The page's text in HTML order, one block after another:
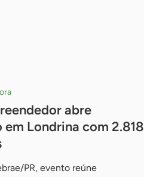
abre
Londrina com 2.818
PR, evento reúne